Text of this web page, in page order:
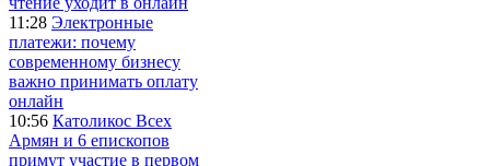
11:28 Электронные
платежи: почему
современному бизнесу
важно принимать оплату
онлайн
10:56 Католикос Всех
Армян и 6 епископов
примут участие в первом